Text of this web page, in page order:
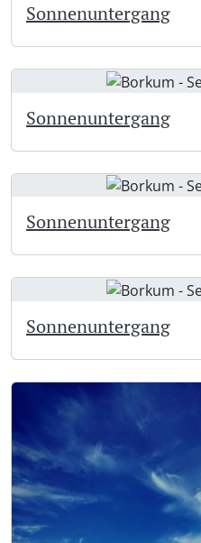
Sonnenuntergang
Sonnenuntergang
Sonnenuntergang
Sonnenuntergang